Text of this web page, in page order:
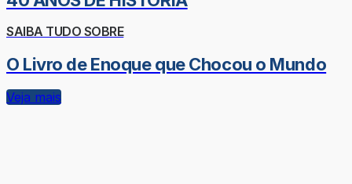
SAIBA TUDO SOBRE
O Livro de Enoque que Chocou o Mundo
Veja mais